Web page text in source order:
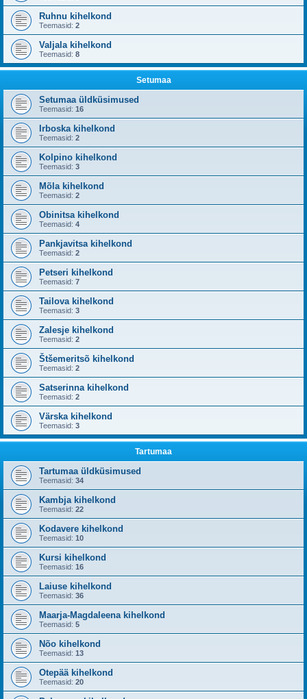
Ruhnu kihelkond
Teemasid: 2
Valjala kihelkond
Teemasid: 8
Setumaa
Setumaa üldküsimused
Teemasid: 16
Irboska kihelkond
Teemasid: 2
Kolpino kihelkond
Teemasid: 3
Mõla kihelkond
Teemasid: 2
Obinitsa kihelkond
Teemasid: 4
Pankjavitsa kihelkond
Teemasid: 2
Petseri kihelkond
Teemasid: 7
Tailova kihelkond
Teemasid: 3
Zalesje kihelkond
Teemasid: 2
Štšemeritsõ kihelkond
Teemasid: 2
Satserinna kihelkond
Teemasid: 2
Värska kihelkond
Teemasid: 3
Tartumaa
Tartumaa üldküsimused
Teemasid: 34
Kambja kihelkond
Teemasid: 22
Kodavere kihelkond
Teemasid: 10
Kursi kihelkond
Teemasid: 16
Laiuse kihelkond
Teemasid: 36
Maarja-Magdaleena kihelkond
Teemasid: 5
Nõo kihelkond
Teemasid: 13
Otepää kihelkond
Teemasid: 20